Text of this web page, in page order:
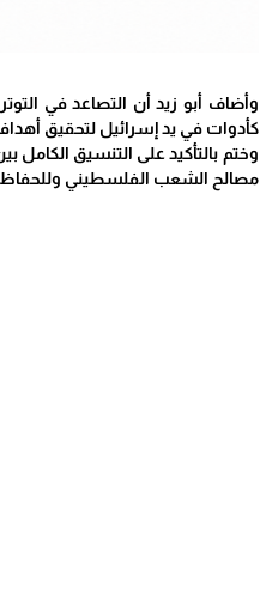
وأضاف أبو زيد أن التصاعد في
كأدوات في يد إسرائيل لتحقيق
وختم بالتأكيد على التنسيق
مصالح الشعب الفلسطيني